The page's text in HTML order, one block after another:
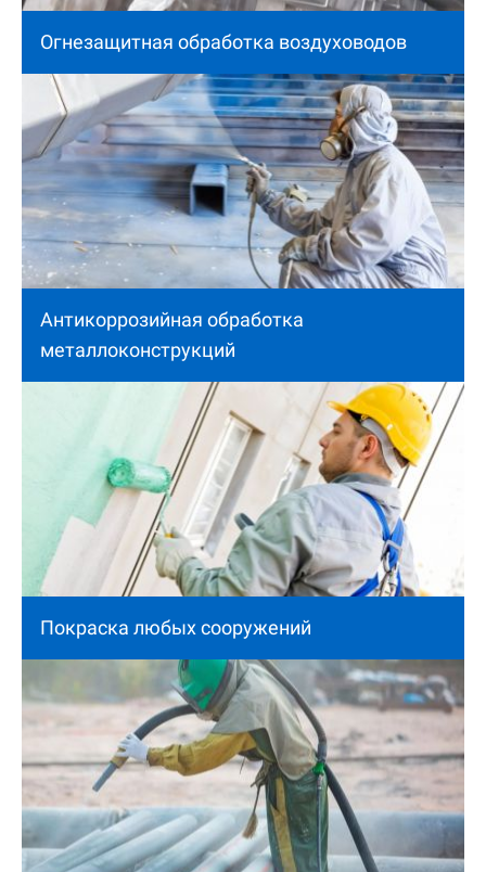
Огнезащитная обработка воздуховодов
Антикоррозийная обработка
металлоконструкций
Покраска любых сооружений